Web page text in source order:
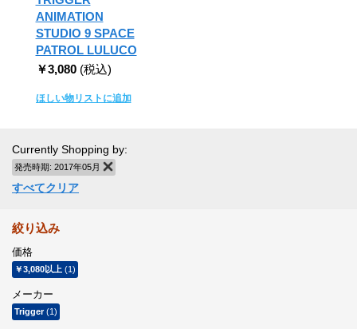
ANIMATION
STUDIO 9 SPACE
PATROL LULUCO
￥3,080 (税込)
ほしい物リストに追加
Currently Shopping by:
発売時期: 2017年05月
すべてクリア
絞り込み
価格
￥3,080以上 (1)
メーカー
Trigger(1)